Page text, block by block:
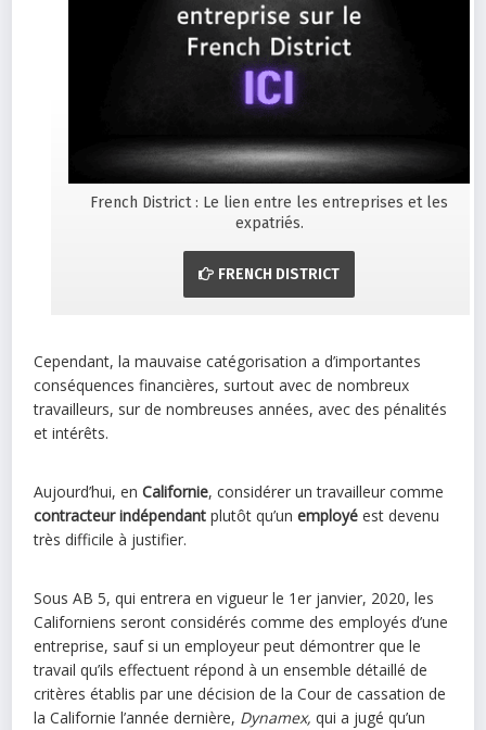
French District : Le lien entre les entreprises et les
expatriés.
FRENCH DISTRICT
Cependant, la mauvaise catégorisation a d’importantes
conséquences financières, surtout avec de nombreux
travailleurs, sur de nombreuses années, avec des pénalités
et intérêts.
Aujourd’hui, enCalifornie, considérer un travailleur comme
contracteur indépendant plutôt qu’unemployé est devenu
très difficile à justifier.
Sous AB 5, qui entrera en vigueur le 1er janvier, 2020, les
Californiens seront considérés comme des employés d’une
entreprise, sauf si un employeur peut démontrer que le
travail qu’ils effectuent répond à un ensemble détaillé de
critères établis par une décision de la Cour de cassation de
la Californie l’année dernière, Dynamex, qui a jugé qu’un